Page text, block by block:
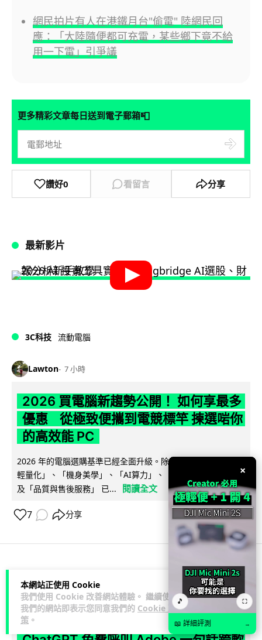
本網站正使用 Cookie
我們使用 Cookie 改善網站體驗。 繼續使用
我們的網站即表示您同意我們的 Cookie 政
策 。
網民拍片有人在港鐵月台"偷電" 陸網民回
應：「大陸隨便都可充電，某些鄉下竟不給
用一下電」引爭議
更多精彩文章每日送到電子郵箱📮
讚好0 看留言 分享
最新影片
3C科技 流動電腦
Lawton 7 小時
2026 買電腦新趨勢公開！ 如何享最多
優惠 從極致便攜到電競標竿 揀選啱你
的高效能 PC
2026 年的電腦選購基準已經全面升級。除了基本效能，「極致
輕量化」、「機身美學」、「AI算力」、「前瞻技術加持」以
及「品質與售後服務」 已...
閱讀全文
7 分享
Vin 8 小時
×
🎵 ⛶
📖 詳細評測 →